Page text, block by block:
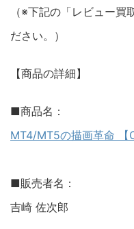
（※下記の「レビュー買
ださい。）
【商品の詳細】
■商品名：
MT4/MT5の描画革命 【
■販売者名：
吉崎 佐次郎